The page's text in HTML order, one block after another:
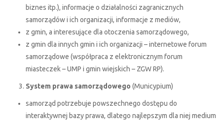
biznes itp.), informacje o działalności zagranicznych
samorządów i ich organizacji, informacje z mediów,
z gmin, a interesujące dla otoczenia samorządowego,
z gmin dla innych gmin i ich organizacji – internetowe forum
samorządowe (współpraca z elektronicznym forum
miasteczek – UMP i gmin wiejskich – ZGW RP).
System prawa samorządowego (Municypium)
samorząd potrzebuje powszechnego dostępu do
interaktywnej bazy prawa, dlatego najlepszym dla niej medium